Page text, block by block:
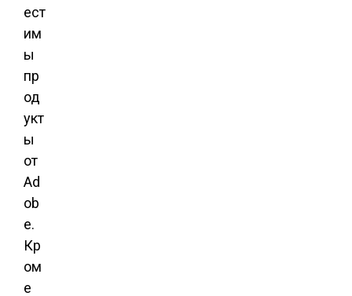
ест
им
ы
пр
од
укт
ы
от
Ad
ob
e.
Кр
ом
е